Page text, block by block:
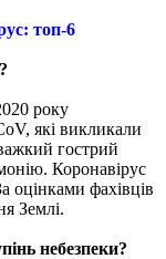
топ-6
року
які викликали
гострий
Коронавірус
фахівців
Землі.
небезпеки?